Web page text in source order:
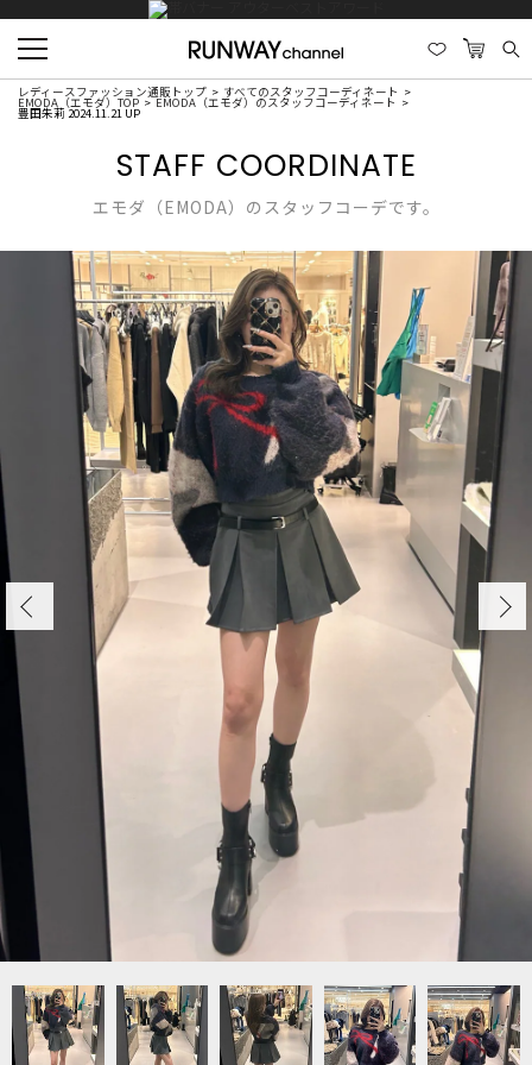
レディースファッション通販トップ すべてのスタッフコーディネート
EMODA（エモダ）TOP EMODA（エモダ）のスタッフコーディネート
豊田朱莉 2024.11.21 UP
STAFF COORDINATE
エモダ（EMODA）のスタッフコーデです。